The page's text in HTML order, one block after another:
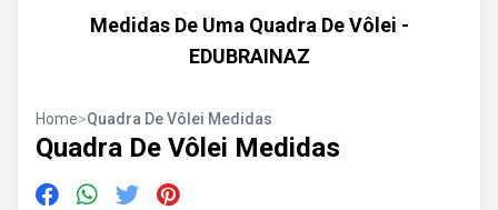
Medidas De Uma Quadra De Vôlei -
EDUBRAINAZ
Home>Quadra De Vôlei Medidas
Quadra De Vôlei Medidas